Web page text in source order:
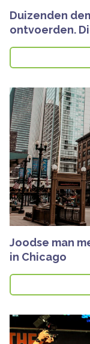
Duizenden
ontvoerden.
Joodse man
in Chicago